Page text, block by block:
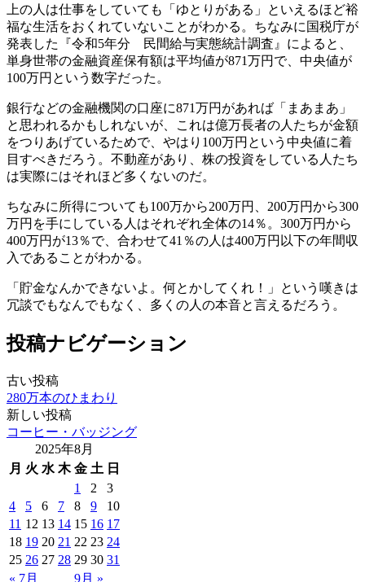
上の人は仕事をしていても「ゆとりがある」といえるほど裕
福な生活をおくれていないことがわかる。ちなみに国税庁が
発表した『令和5年分 民間給与実態統計調査』によると、
単身世帯の金融資産保有額は平均値が871万円で、中央値が
100万円という数字だった。
銀行などの金融機関の口座に871万円があれば「まあまあ」
と思われるかもしれないが、これは億万長者の人たちが金額
をつりあげているためで、やはり100万円という中央値に着
目すべきだろう。不動産があり、株の投資をしている人たち
は実際にはそれほど多くないのだ。
ちなみに所得についても100万から200万円、200万円から300
万円を手にしている人はそれぞれ全体の14％。300万円から
400万円が13％で、合わせて41％の人は400万円以下の年間収
入であることがわかる。
「貯金なんかできないよ。何とかしてくれ！」という嘆きは
冗談でもなんでもなく、多くの人の本音と言えるだろう。
投稿ナビゲーション
古い投稿
280万本のひまわり
新しい投稿
コーヒー・バッジング
2025年8月
月 火 水 木 金 土 日
« 7月 9月 »
1 2
3
4
5 6 7 8 9
10
11 12 13 14 15 16 17
18 19 20 21 22 23 24
25 26 27 28 29 30 31